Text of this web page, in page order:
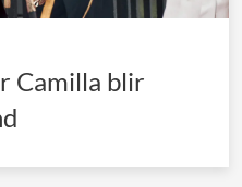
Camilla blir